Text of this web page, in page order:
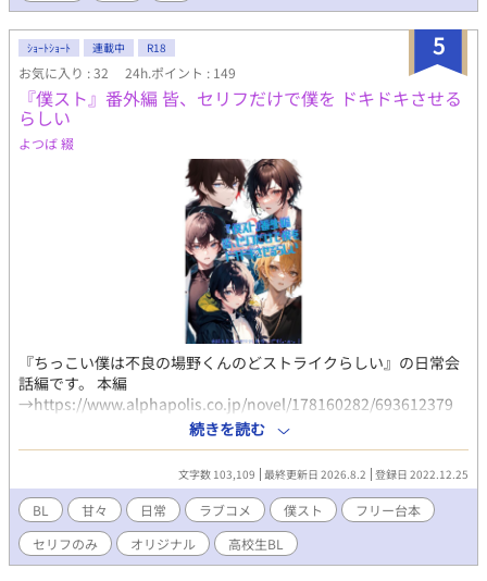
5
ｼｮｰﾄｼｮｰﾄ 連載中 R18
お気に入り : 32 24h.ポイント : 149
『僕スト』番外編 皆、セリフだけで僕を ドキドキさせる
らしい
よつば 綴
『ちっこい僕は不良の場野くんのどストライクらしい』の日常会
話編です。 本編
→https://www.alphapolis.co.jp/novel/178160282/693612379
誰のセリフかわかるかな…。自分への挑戦でもあります(笑) 本編
とはほぼ関係ないです。作中のイベントが現実とズレまくってい
て寂しいので、現実のイベントに合わせたものをこちらで、台詞
のみで楽しんでもらえればと思い書いちゃいました。 唐突に始ま
って、唐突に終わります。頭空っぽにして読んでくださいね。 一
言でも感想をいただけると嬉しいです！ よろしくお願いします
(*ᴗ͈ˬᴗ͈)ꕤ*.ﾟ 匿名での感想やメッセージなどはコチラへ💌
https://ofuse.me/e/32936
続きを読む
文字数 103,109 最終更新日 2026.8.2 登録日 2022.12.25
BL 甘々 日常 ラブコメ 僕スト
フリー台本
セリフのみ
オリジナル 高校生BL